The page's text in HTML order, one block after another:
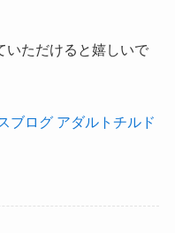
いただけると嬉しいで